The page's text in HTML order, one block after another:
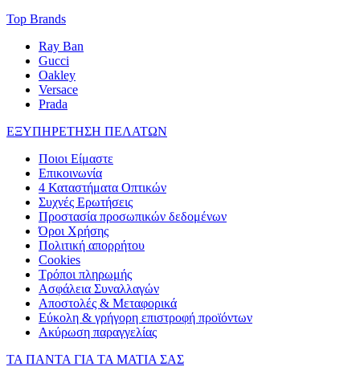
Top Brands
Ray Ban
Gucci
Oakley
Versace
Prada
ΕΞΥΠΗΡΕΤΗΣΗ ΠΕΛΑΤΩΝ
Ποιοι Είμαστε
Επικοινωνία
4 Καταστήματα Οπτικών
Συχνές Ερωτήσεις
Προστασία προσωπικών δεδομένων
Όροι Χρήσης
Πολιτική απορρήτου
Cookies
Τρόποι πληρωμής
Ασφάλεια Συναλλαγών
Αποστολές & Μεταφορικά
Εύκολη & γρήγορη επιστροφή προϊόντων
Ακύρωση παραγγελίας
ΤΑ ΠΑΝΤΑ ΓΙΑ ΤΑ ΜΑΤΙΑ ΣΑΣ